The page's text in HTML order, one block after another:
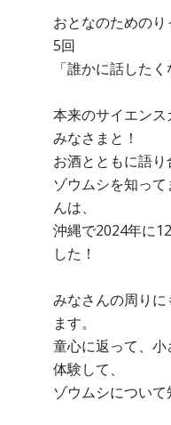
おとなのための
5回
「誰かに話した
本来のサイエン
みなさまと！
お酒とともに語り
ゾウムシを知って
んは、
沖縄で2024年に
した！
みなさんの周り
ます。
童心に返って、
体験して、
ゾウムシについ